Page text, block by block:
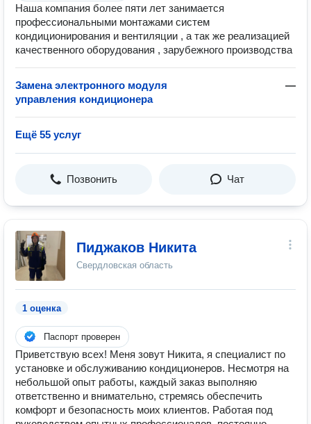
Наша компания более пяти лет занимается
профессиональными монтажами систем
кондиционирования и вентиляции , а так же реализацией
качественного оборудования , зарубежного производства
Замена электронного модуля
управления кондиционера
—
Ещё 55 услуг
Позвонить Чат
Пиджаков Никита
Свердловская область
1 оценка
Паспорт проверен
Приветствую всех! Меня зовут Никита, я специалист по
установке и обслуживанию кондиционеров. Несмотря на
небольшой опыт работы, каждый заказ выполняю
ответственно и внимательно, стремясь обеспечить
комфорт и безопасность моих клиентов. Работая под